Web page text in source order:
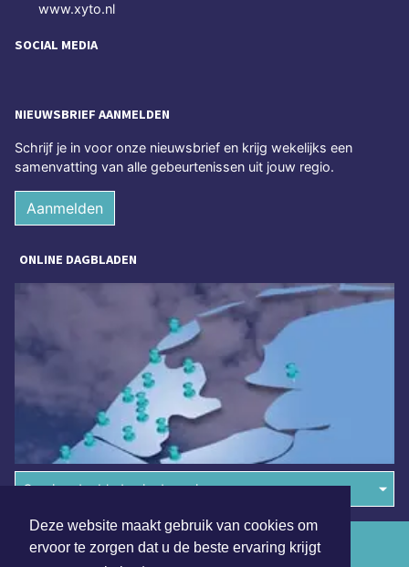
Deze website maakt gebruik van cookies om
ervoor te zorgen dat u de beste ervaring krijgt
www.xyto.nl
SOCIAL MEDIA
NIEUWSBRIEF AANMELDEN
Schrijf je in voor onze nieuwsbrief en krijg wekelijks een
samenvatting van alle gebeurtenissen uit jouw regio.
Aanmelden
ONLINE DAGBLADEN
Overige dagbladen in de regio
Algemene voorwaarden